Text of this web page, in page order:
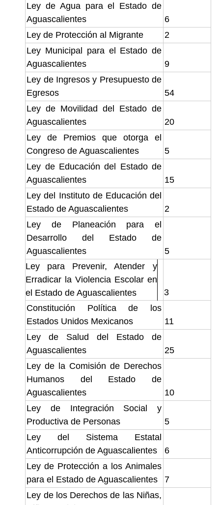
Ley de Agua para el Estado de
Aguascalientes
6
Ley de Protección al Migrante
2
Ley Municipal para el Estado de
Aguascalientes
9
Ley de Ingresos y Presupuesto de
Egresos
54
Ley de Movilidad del Estado de
Aguascalientes
20
Ley de Premios que otorga el
Congreso de Aguascalientes
5
Ley de Educación del Estado de
Aguascalientes
15
Ley del Instituto de Educación del
Estado de Aguascalientes
2
Ley de Planeación para el
Desarrollo del Estado de
Aguascalientes
5
Ley para Prevenir, Atender y
Erradicar la Violencia Escolar en
el Estado de Aguascalientes
3
Constitución Política de los
Estados Unidos Mexicanos
11
Ley de Salud del Estado de
Aguascalientes
25
Ley de la Comisión de Derechos
Humanos del Estado de
Aguascalientes
10
Ley de Integración Social y
Productiva de Personas
5
Ley del Sistema Estatal
Anticorrupción de Aguascalientes
6
Ley de Protección a los Animales
para el Estado de Aguascalientes
7
Ley de los Derechos de las Niñas,